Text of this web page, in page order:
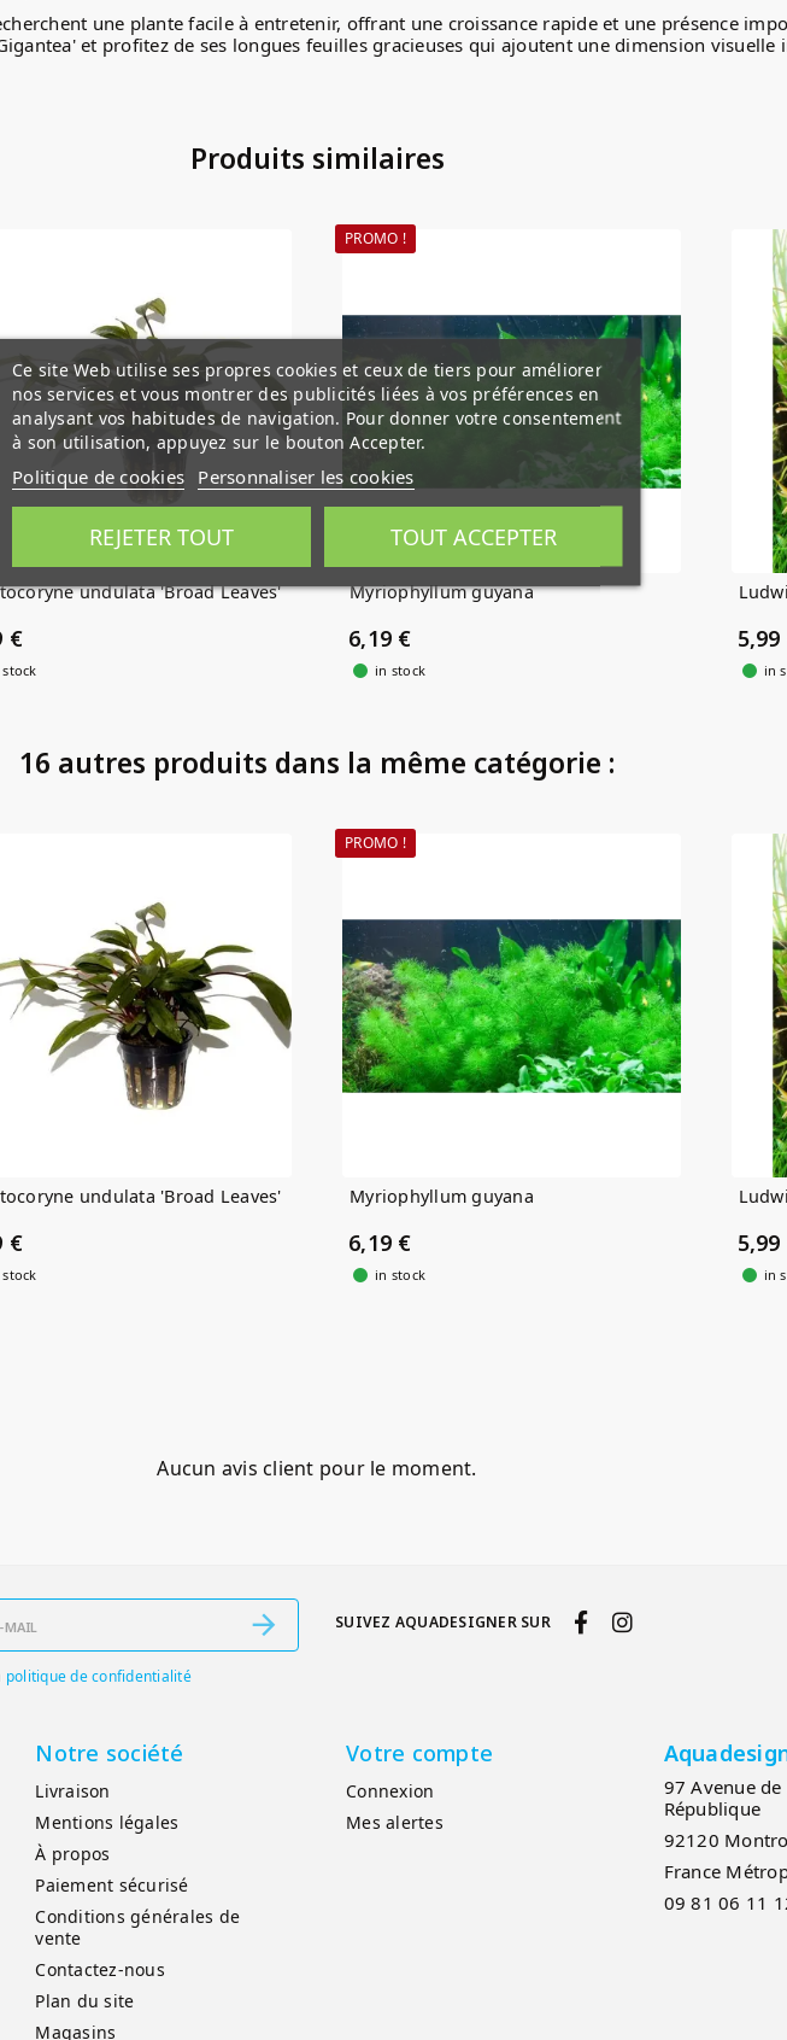
une plante facile à entretenir, offrant une croissance rapide et une présence
et profitez de ses longues feuilles gracieuses qui ajoutent une dimension visuelle
Produits similaires
undulata 'Broad Leaves'
€
stock
PROMO !
Myriophyllum guyana
6,19 €
in stock
5,99
in
16 autres produits dans la même catégorie :
undulata 'Broad Leaves'
€
stock
PROMO !
Myriophyllum guyana
6,19 €
in stock
5,99
in
Aucun avis client pour le moment.
politique de confidentialité
SUIVEZ AQUADESIGNER SUR
Notre société
Livraison
Mentions légales
À propos
Paiement sécurisé
Conditions générales de
vente
Contactez-nous
Plan du site
Magasins
Votre compte
Connexion
Mes alertes
97 Avenue de
République
92120
France
09 81 06 11
Ce site Web utilise ses propres cookies et ceux de tiers pour améliorer
nos services et vous montrer des publicités liées à vos préférences en
analysant vos habitudes de navigation. Pour donner votre consentement
à son utilisation, appuyez sur le bouton Accepter.
Politique de cookies Personnaliser les cookies
REJETER TOUT TOUT ACCEPTER